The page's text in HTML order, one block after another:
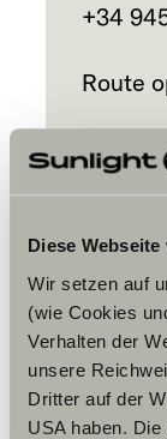
Diese
Wir setzen auf
(wie Cookies
Verhalten der
unsere
Dritter auf der
USA haben.
+34
Route